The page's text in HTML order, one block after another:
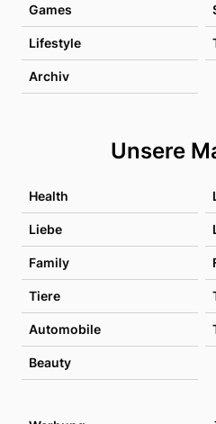
Games
Lifestyle
Archiv
Unsere
Health
Liebe
Family
Tiere
Automobile
Beauty